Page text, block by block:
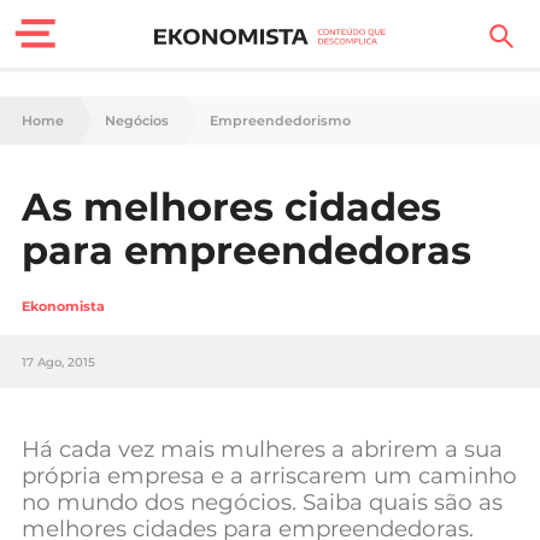
Finanças Pessoais
Carreira
Casa
Tecnologia
Negócios
Home Negócios Empreendedorismo
As melhores cidades
para empreendedoras
Ekonomista
17 Ago, 2015
Há cada vez mais mulheres a abrirem a sua
própria empresa e a arriscarem um caminho
no mundo dos negócios. Saiba quais são as
melhores cidades para empreendedoras.